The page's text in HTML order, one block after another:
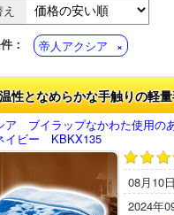
： 帝人アクシア
性となめらかな手触りの軽
ア ブイラップなかわた使用の
ビー KBKX135
08月10
2024年